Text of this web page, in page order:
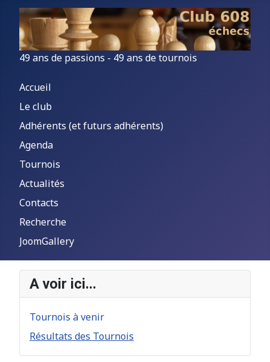
49 ans de passions - 49 ans de tournois
Accueil
Le club
Adhérents (et futurs adhérents)
Agenda
Tournois
Actualités
Contacts
Recherche
JoomGallery
A voir ici...
Tournois à venir
Résultats des Tournois